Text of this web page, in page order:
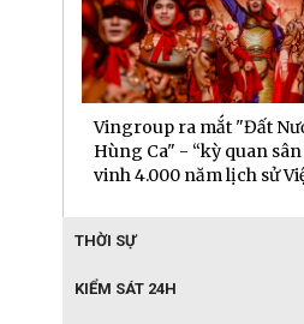
Vingroup ra mắt "Đất
Hùng Ca" - “kỳ quan
vinh 4.000 năm lịch sử
THỜI SỰ
KIỂM SÁT 24H